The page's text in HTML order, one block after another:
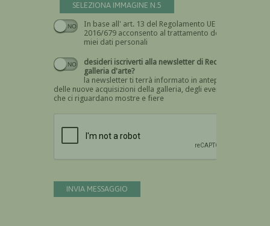
SELEZIONA IMMAGINE N.5
In base all' art. 13 del Regolamento UE n.
2016/679 acconsento al trattamento dei
miei dati personali
Devi dare il consenso
desideri iscriverti alla newsletter di Recta
galleria d'arte?
la newsletter ti terrà informato in anteprima
delle nuove acquisizioni della galleria, degli eventi
che ci riguardano mostre e fiere
INVIA MESSAGGIO